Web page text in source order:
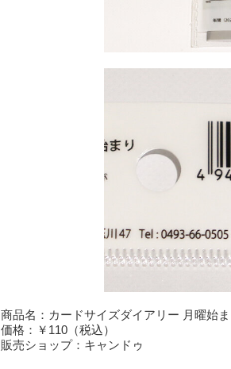
商品名：カードサイズダイアリー 月曜始ま
価格：￥110（税込）
販売ショップ：キャンドゥ